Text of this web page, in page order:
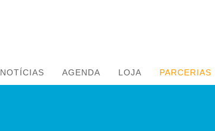
NOTÍCIAS AGENDA LOJA PARCERIAS